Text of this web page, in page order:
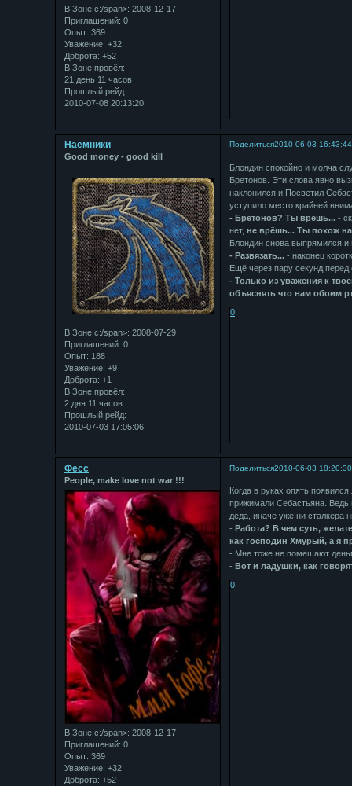
В Зоне с:/span>: 2008-12-17
Приглашений: 0
Опыт: 369
Уважение: +32
Доброта: +52
В Зоне провёл:
21 день 11 часов
Прошлый рейд:
2010-07-08 20:13:20
Поделиться2010-06-03 16:43:44
Наёмники
Good money - good kill
В Зоне с:/span>: 2008-07-29
Приглашений: 0
Опыт: 188
Уважение: +9
Доброта: +1
В Зоне провёл:
2 дня 11 часов
Прошлый рейд:
2010-07-03 17:05:06
Блондин спокойно и молча
Бретонов. Эти слова явно
наклонился.и Посветил
уступило место крайней
- Бретонов? Ты врёшь... -
нет,не врёшь... Ты похож на
Блондин снова выпрямился и
- Развязать... - наконец
Ещё через пару секунд
- Только из уважения к
объяснять что вам обоим
0
Поделиться2010-06-03 18:20:30
Фесс
People, make love not war !!!
В Зоне с:/span>: 2008-12-17
Приглашений: 0
Опыт: 369
Уважение: +32
Доброта: +52
Когда в руках опять
прижимали Себастьяна. Ведь
деда, иначе уже ни сталкера
-Работа? В чем суть,
как господин Хмурый, а я
- Мне тоже не помешают
-Вот и ладушки, как
0